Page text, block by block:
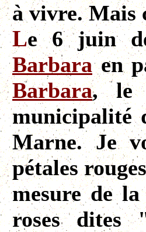
à vivre. Mais
Le 6 juin
Barbaraen
Barbara, le
municipalité
Marne. Je
pétales
mesure de
roses dites